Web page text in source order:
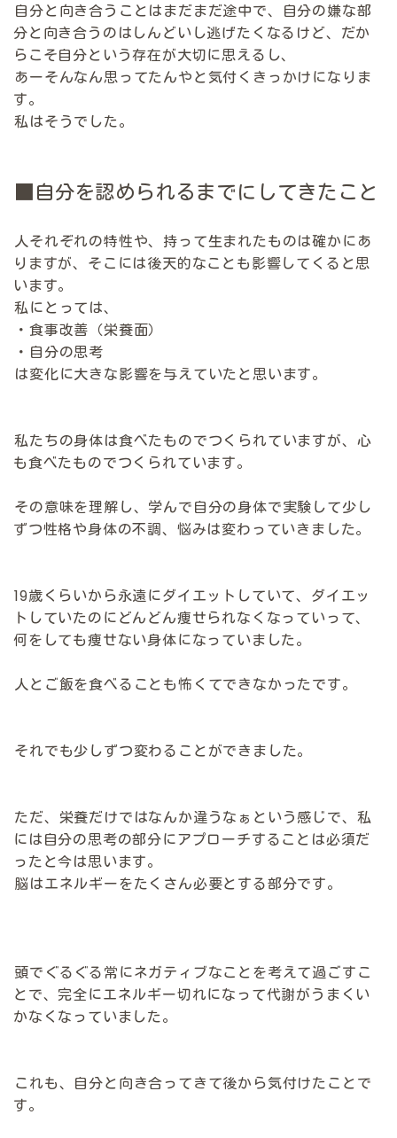
自分と向き合うことはまだまだ途中で、自分の嫌な部
分と向き合うのはしんどいし逃げたくなるけど、だか
らこそ自分という存在が大切に思えるし、
あーそんなん思ってたんやと気付くきっかけになりま
す。
私はそうでした。
■自分を認められるまでにしてきたこと
人それぞれの特性や、持って生まれたものは確かにあ
りますが、そこには後天的なことも影響してくると思
います。
私にとっては、
・食事改善（栄養面）
・自分の思考
は変化に大きな影響を与えていたと思います。
私たちの身体は食べたものでつくられていますが、心
も食べたものでつくられています。
その意味を理解し、学んで自分の身体で実験して少し
ずつ性格や身体の不調、悩みは変わっていきました。
19歳くらいから永遠にダイエットしていて、ダイエッ
トしていたのにどんどん痩せられなくなっていって、
何をしても痩せない身体になっていました。
人とご飯を食べることも怖くてできなかったです。
それでも少しずつ変わることができました。
ただ、栄養だけではなんか違うなぁという感じで、私
には自分の思考の部分にアプローチすることは必須だ
ったと今は思います。
脳はエネルギーをたくさん必要とする部分です。
頭でぐるぐる常にネガティブなことを考えて過ごすこ
とで、完全にエネルギー切れになって代謝がうまくい
かなくなっていました。
これも、自分と向き合ってきて後から気付けたことで
す。